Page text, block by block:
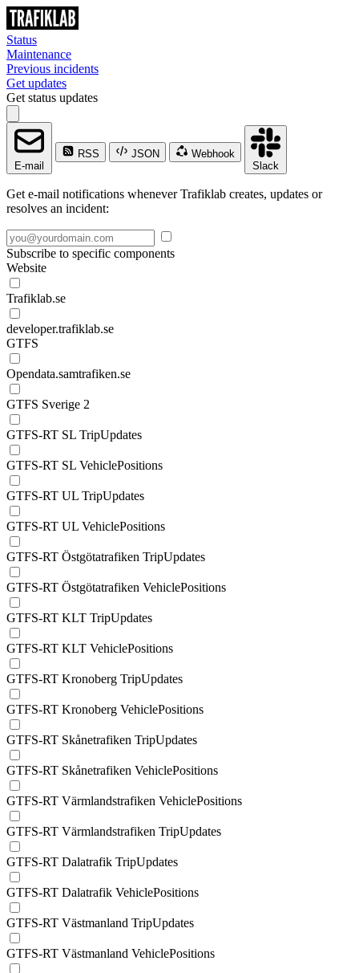
Status
Maintenance
Previous incidents
Get updates
Get status updates
E-mail
RSS JSON
Webhook
Slack
Get e-mail notifications whenever Trafiklab creates, updates or
resolves an incident:
Subscribe to specific components
Website
Trafiklab.se
developer.trafiklab.se
GTFS
Opendata.samtrafiken.se
GTFS Sverige 2
GTFS-RT SL TripUpdates
GTFS-RT SL VehiclePositions
GTFS-RT UL TripUpdates
GTFS-RT UL VehiclePositions
GTFS-RT Östgötatrafiken TripUpdates
GTFS-RT Östgötatrafiken VehiclePositions
GTFS-RT KLT TripUpdates
GTFS-RT KLT VehiclePositions
GTFS-RT Kronoberg TripUpdates
GTFS-RT Kronoberg VehiclePositions
GTFS-RT Skånetrafiken TripUpdates
GTFS-RT Skånetrafiken VehiclePositions
GTFS-RT Värmlandstrafiken VehiclePositions
GTFS-RT Värmlandstrafiken TripUpdates
GTFS-RT Dalatrafik TripUpdates
GTFS-RT Dalatrafik VehiclePositions
GTFS-RT Västmanland TripUpdates
GTFS-RT Västmanland VehiclePositions